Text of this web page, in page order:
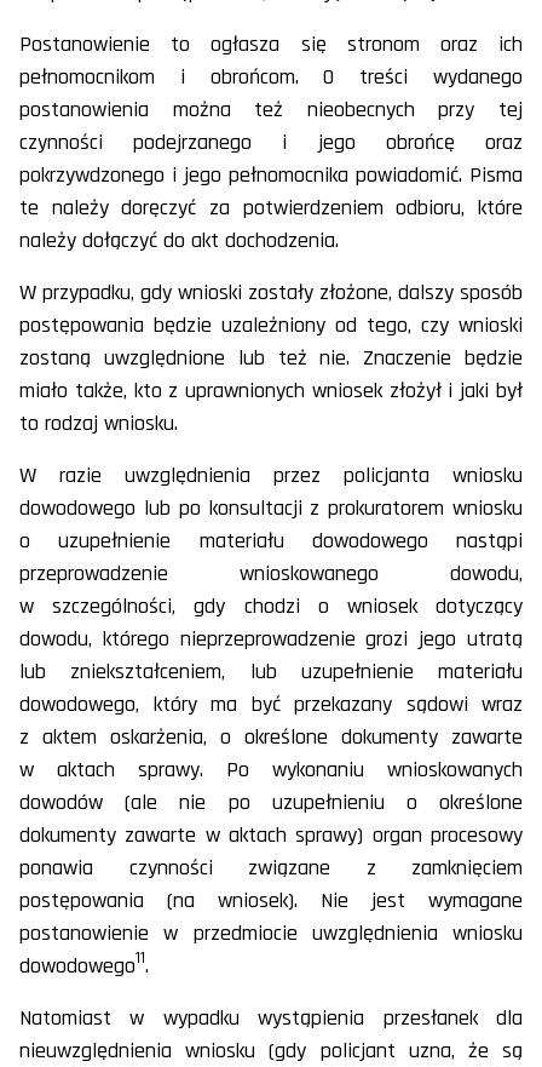
Postanowienie to ogłasza się stronom oraz ich
pełnomocnikom i obrońcom. O treści wydanego
postanowienia można też nieobecnych przy tej
czynności podejrzanego i jego obrońcę oraz
pokrzywdzonego i jego pełnomocnika powiadomić. Pisma
te należy doręczyć za potwierdzeniem odbioru, które
należy dołączyć do akt dochodzenia.
W przypadku, gdy wnioski zostały złożone, dalszy sposób
postępowania będzie uzależniony od tego, czy wnioski
zostaną uwzględnione lub też nie. Znaczenie będzie
miało także, kto z uprawnionych wniosek złożył i jaki był
to rodzaj wniosku.
W razie uwzględnienia przez policjanta wniosku
dowodowego lub po konsultacji z prokuratorem wniosku
o uzupełnienie materiału dowodowego nastąpi
przeprowadzenie wnioskowanego dowodu,
w szczególności, gdy chodzi o wniosek dotyczący
dowodu, którego nieprzeprowadzenie grozi jego utratą
lub zniekształceniem, lub uzupełnienie materiału
dowodowego, który ma być przekazany sądowi wraz
z aktem oskarżenia, o określone dokumenty zawarte
w aktach sprawy. Po wykonaniu wnioskowanych
dowodów (ale nie po uzupełnieniu o określone
dokumenty zawarte w aktach sprawy) organ procesowy
ponawia czynności związane z zamknięciem
postępowania (na wniosek). Nie jest wymagane
postanowienie w przedmiocie uwzględnienia wniosku
dowodowego11.
Natomiast w wypadku wystąpienia przesłanek dla
nieuwzględnienia wniosku (gdy policjant uzna, że są